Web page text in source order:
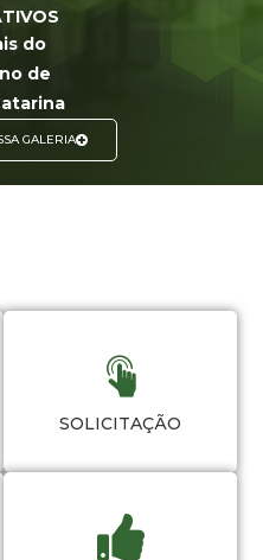
do
de
GALERIA
SOLICITAÇÃO